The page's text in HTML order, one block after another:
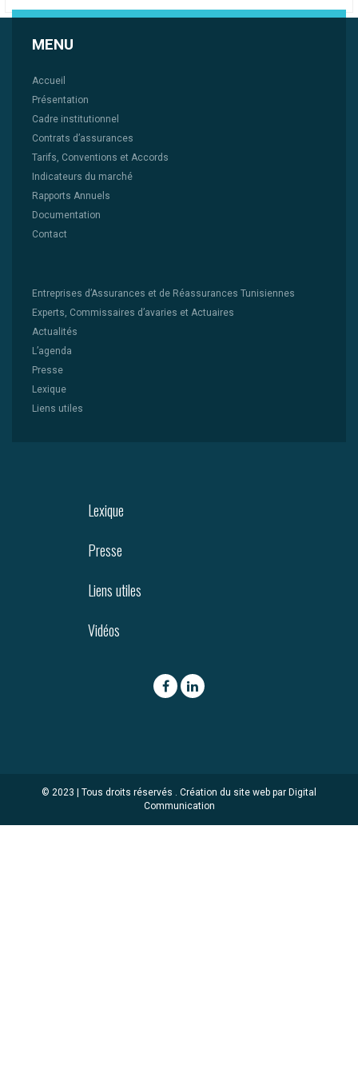
MENU
Accueil
Présentation
Cadre institutionnel
Contrats d’assurances
Tarifs, Conventions et Accords
Indicateurs du marché
Rapports Annuels
Documentation
Contact
Entreprises d’Assurances et de Réassurances Tunisiennes
Experts, Commissaires d’avaries et Actuaires
Actualités
L’agenda
Presse
Lexique
Liens utiles
Lexique
Presse
Liens utiles
Vidéos
© 2023 | Tous droits réservés . Création du site web par Digital
Communication